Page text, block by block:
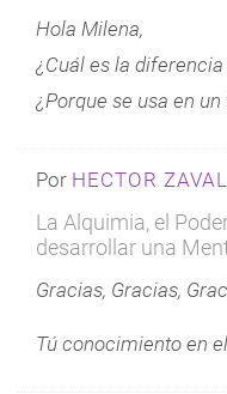
Hola Milena,
¿Cuál es la
¿Porque se usa en un
Por HECTOR
La Alquimia, el
desarrollar una
Gracias, Gracias,
Tú conocimiento en